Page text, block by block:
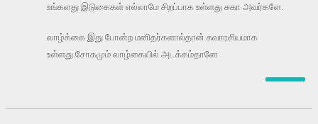
உங்களது இடுகைகள் எல்லாமே சிறப்பாக உள்ளது சுகா அவர்களே.
வாழ்க்கை இது போன்ற மனிதர்களால்தான் சுவாரசியமாக
உள்ளது.சோகமும் வாழ்கையில் அடக்கம்தானே